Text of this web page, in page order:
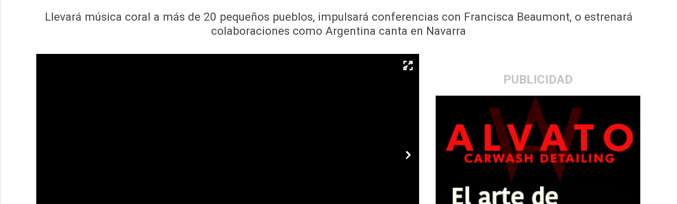
Llevará música coral a más de 20 pequeños pueblos, impulsará conferencias con Francisca Beaumont, o estrenará
colaboraciones como Argentina canta en Navarra
PUBLICIDAD